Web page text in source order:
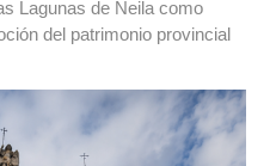
Lagunas de Neila como
del patrimonio provincial